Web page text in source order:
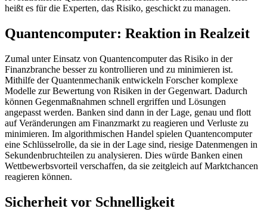
heißt es für die Experten, das Risiko, geschickt zu managen.
Quantencomputer: Reaktion in Realzeit
Zumal unter Einsatz von Quantencomputer das Risiko in der
Finanzbranche besser zu kontrollieren und zu minimieren ist.
Mithilfe der Quantenmechanik entwickeln Forscher komplexe
Modelle zur Bewertung von Risiken in der Gegenwart. Dadurch
können Gegenmaßnahmen schnell ergriffen und Lösungen
angepasst werden. Banken sind dann in der Lage, genau und flott
auf Veränderungen am Finanzmarkt zu reagieren und Verluste zu
minimieren. Im algorithmischen Handel spielen Quantencomputer
eine Schlüsselrolle, da sie in der Lage sind, riesige Datenmengen in
Sekundenbruchteilen zu analysieren. Dies würde Banken einen
Wettbewerbsvorteil verschaffen, da sie zeitgleich auf Marktchancen
reagieren können.
Sicherheit vor Schnelligkeit